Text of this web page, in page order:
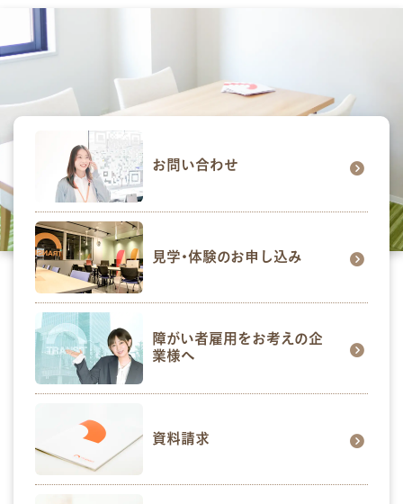
お問い合わせ
見学･体験のお申し込み
障がい者雇用をお考えの企
業様へ
資料請求